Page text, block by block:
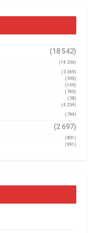
(18 542)
(14 336)
(3 369)
(390)
(149)
(740)
(38)
(4 234)
(794)
(2 697)
(801)
(961)